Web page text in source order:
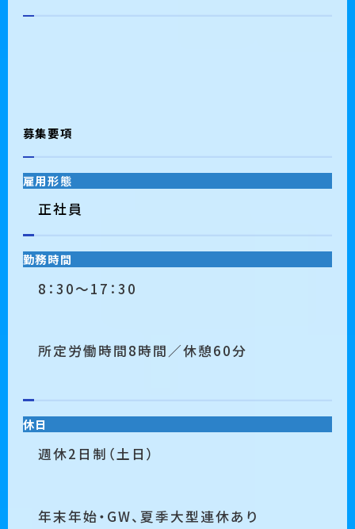
募集要項
雇用形態
正社員
勤務時間
8：30～17：30
所定労働時間8時間／休憩60分
休日
週休2日制（土日）
年末年始・GW、夏季大型連休あり